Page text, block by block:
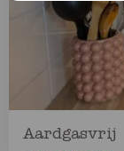
Aardgasvrij